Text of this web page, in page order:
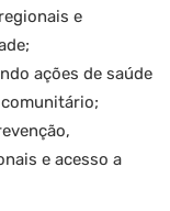
e
ações de saúde
e acesso a